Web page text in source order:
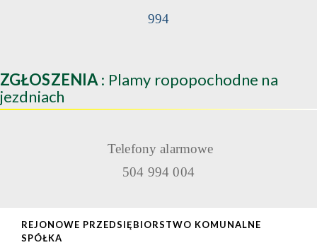
994
ZGŁOSZENIA : Plamy ropopochodne na
jezdniach
Telefony alarmowe
504 994 004
REJONOWE PRZEDSIĘBIORSTWO KOMUNALNE
SPÓŁKA